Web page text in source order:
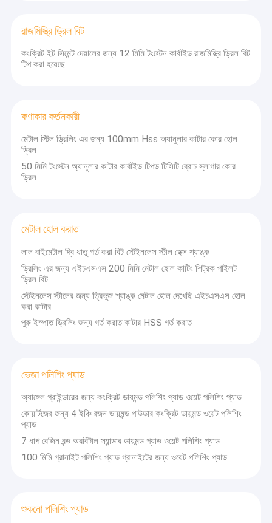
বাড়ি
আমাদের সম্পর্কে
রাজমিস্ত্রি ড্রিল বিট
কংক্রিট ইট সিমেন্ট দেয়ালের জন্য 12 মিমি টংস্টেন কার্বাইড রাজমিস্ত্রি ড্রিল বিট
টিপ করা হয়েছে
কণাকার কর্তনকারী
মেটাল স্টিল ড্রিলিং এর জন্য 100mm Hss অ্যানুলার কাটার কোর হোল
ড্রিল
50 মিমি টংস্টেন অ্যানুলার কাটার কার্বাইড টিপড টিসিটি ব্রোচ স্লাগার কোর
ড্রিল
মেটাল হোল করাত
লাল বাইমেটাল দ্বি ধাতু গর্ত করা বিট স্টেইনলেস স্টীল হেক্স শ্যাঙ্ক
ড্রিলিং এর জন্য এইচএসএস 200 মিমি মেটাল হোল কাটিং শিট্রক পাইলট
ড্রিল বিট
স্টেইনলেস স্টীলের জন্য ত্রিভুজ শ্যাঙ্ক মেটাল হোল দেখেছি এইচএসএস হোল
করা কাটার
পুরু ইস্পাত ড্রিলিং জন্য গর্ত করাত কাটার HSS গর্ত করাত
ভেজা পলিশিং প্যাড
অ্যাঙ্গেল গ্রাইন্ডারের জন্য কংক্রিট ডায়মন্ড পলিশিং প্যাড ওয়েট পলিশিং প্যাড
কোয়ার্টজের জন্য 4 ইঞ্চি রজন ডায়মন্ড পাউডার কংক্রিট ডায়মন্ড ওয়েট পলিশিং
প্যাড
7 ধাপ রেজিন বন্ড অরবিটাল স্যান্ডার ডায়মন্ড প্যাড ওয়েট পলিশিং প্যাড
100 মিমি গ্রানাইট পলিশিং প্যাড গ্রানাইটের জন্য ওয়েট পলিশিং প্যাড
শুকনো পলিশিং প্যাড
উত্পাদন করার লক্ষ্যে।2017 সালে চাংজিয়াং জুয়ানশি থেকে "ঝংজুয়ান" বিদেশী বাজারের জন্য
বিশেষভাবে নিবন্ধিত ব্র্যান্ড ছিল, মূল পণ্য হল ডায়মন্ড হোল করা বিট, এইচএসএস টুইস্ট ড্রিল